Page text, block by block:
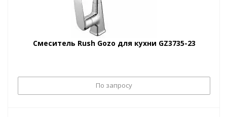
Смеситель Rush Gozo для кухни GZ3735-23
По запросу